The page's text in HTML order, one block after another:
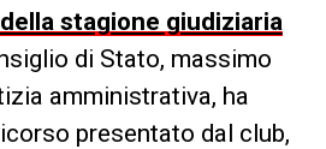
stagione giudiziaria
di Stato, massimo
amministrativa, ha
presentato dal club,